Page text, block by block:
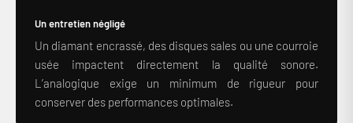
Un entretien négligé
Un diamant encrassé, des disques sales ou une courroie
usée impactent directement la qualité sonore.
L’analogique exige un minimum de rigueur pour
conserver des performances optimales.